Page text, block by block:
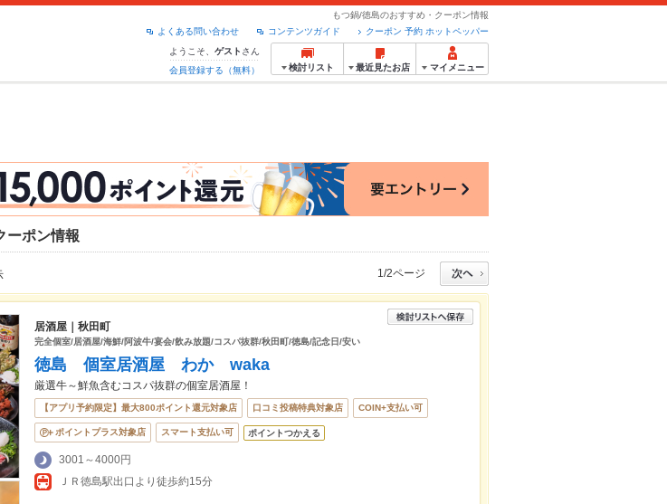
もつ鍋/徳島のおすすめ・クーポン情報
クーポン 予約 ホットペッパー
コンテンツガイド
よくある問い合わせ
ようこそ、 ゲスト さん
会員登録する（無料）
検討リスト 最近見たお店 マイメニュー
ーポン情報
1/2ページ
居酒屋｜秋田町
完全個室/居酒屋/海鮮/阿波牛/宴会/飲み放題/コスパ抜群/秋田町/徳島/記念日/安い
徳島 個室居酒屋 わか waka
厳選牛～鮮魚含むコスパ抜群の個室居酒屋！
【アプリ予約限定】最大800ポイント還元対象店 口コミ投稿特典対象店 COIN+支払い可
ポイントプラス対象店 スマート支払い可 ポイントつかえる
3001～4000円
ＪＲ徳島駅出口より徒歩約15分